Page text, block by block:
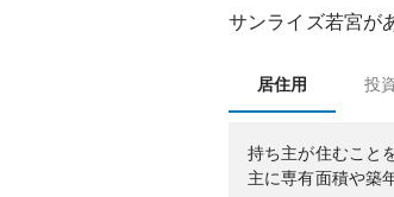
サンライズ若宮が
居住用 投
持ち主が住むこと
主に専有面積や築